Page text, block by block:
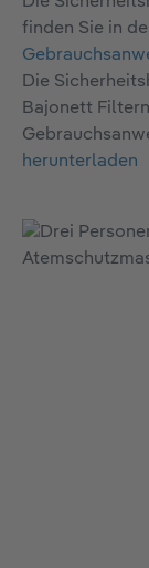
finden Sie in
Die
Bajonett
herunterladen